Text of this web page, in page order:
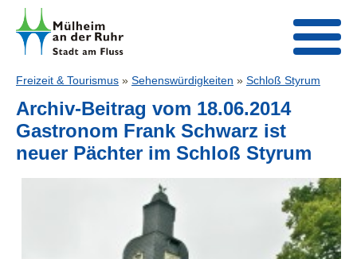
Freizeit & Tourismus » Sehenswürdigkeiten » Schloß Styrum
Archiv-Beitrag vom 18.06.2014
Gastronom Frank Schwarz ist
neuer Pächter im Schloß Styrum